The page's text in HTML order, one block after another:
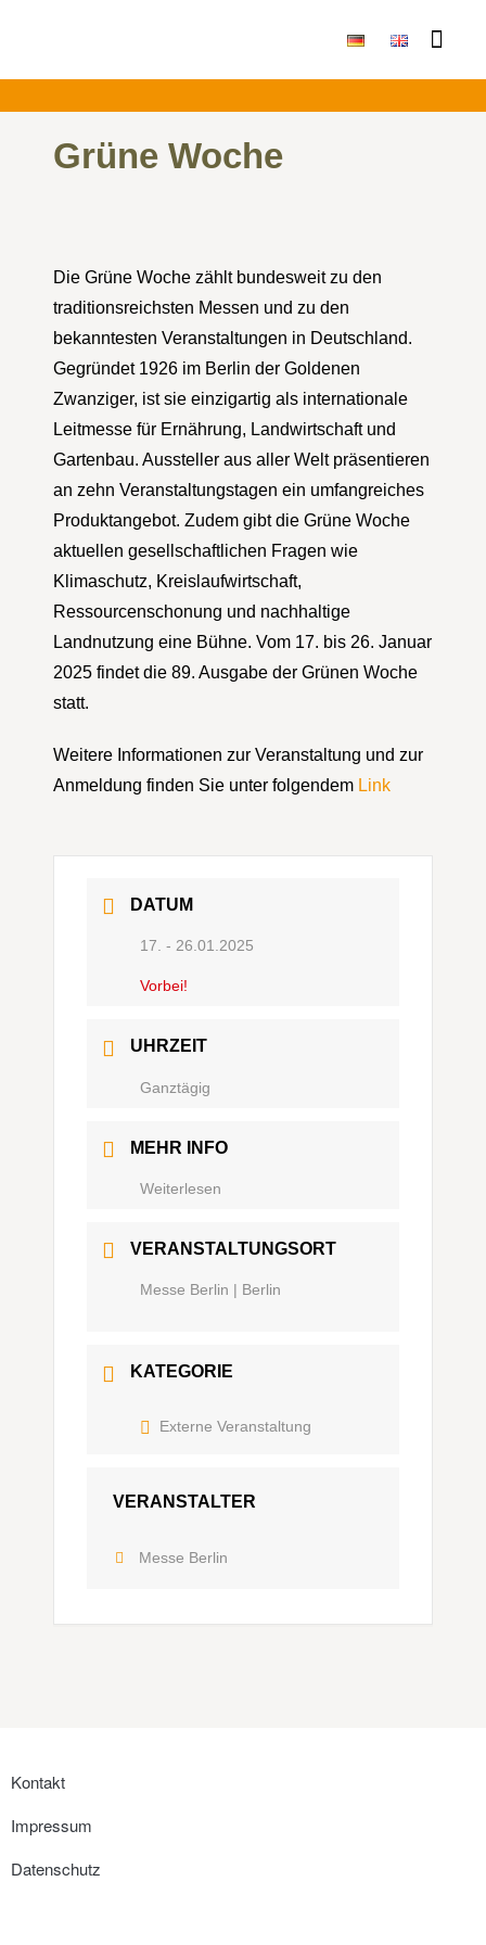
Grüne Woche
Die Grüne Woche zählt bundesweit zu den
traditionsreichsten Messen und zu den
bekanntesten Veranstaltungen in Deutschland.
Gegründet 1926 im Berlin der Goldenen
Zwanziger, ist sie einzigartig als internationale
Leitmesse für Ernährung, Landwirtschaft und
Gartenbau. Aussteller aus aller Welt präsentieren
an zehn Veranstaltungstagen ein umfangreiches
Produktangebot. Zudem gibt die Grüne Woche
aktuellen gesellschaftlichen Fragen wie
Klimaschutz, Kreislaufwirtschaft,
Ressourcenschonung und nachhaltige
Landnutzung eine Bühne. Vom 17. bis 26. Januar
2025 findet die 89. Ausgabe der Grünen Woche
statt.
Weitere Informationen zur Veranstaltung und zur
Anmeldung finden Sie unter folgendem Link
DATUM
17. - 26.01.2025
Vorbei!
UHRZEIT
Ganztägig
MEHR INFO
Weiterlesen
VERANSTALTUNGSORT
Messe Berlin | Berlin
KATEGORIE
Externe Veranstaltung
VERANSTALTER
Messe Berlin
Kontakt
Impressum
Datenschutz